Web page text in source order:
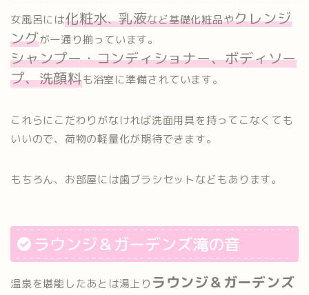
女風呂には化粧水、乳液など基礎化粧品やクレンジ
ングが一通り揃っています。
シャンプー・コンディショナー、ボディソー
プ、洗顔料も浴室に準備されています。
これらにこだわりがなければ洗面用具を持ってこなくても
いいので、荷物の軽量化が期待できます。
もちろん、お部屋には歯ブラシセットなどもあります。
ラウンジ＆ガーデンズ滝の音
温泉を堪能したあとは湯上り ラウンジ＆ガーデンズ